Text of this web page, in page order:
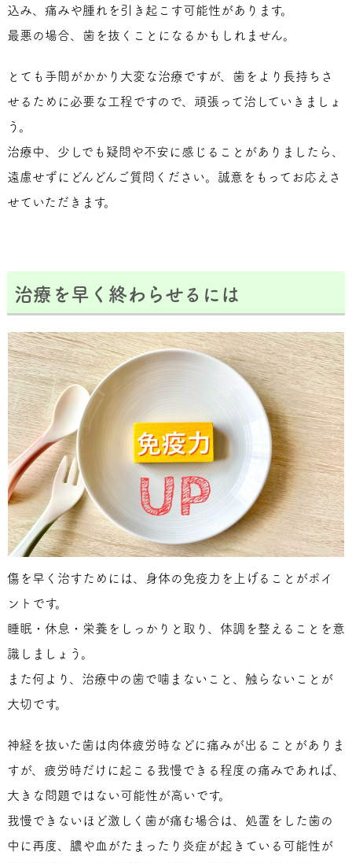
込み、痛みや腫れを引き起こす可能性があります。
最悪の場合、歯を抜くことになるかもしれません。
とても手間がかかり大変な治療ですが、歯をより長持ちさ
せるために必要な工程ですので、頑張って治していきましょ
う。
治療中、少しでも疑問や不安に感じることがありましたら、
遠慮せずにどんどんご質問ください。誠意をもってお応えさ
せていただきます。
治療を早く終わらせるには
傷を早く治すためには、身体の免疫力を上げることがポイ
ントです。
睡眠・休息・栄養をしっかりと取り、体調を整えることを意
識しましょう。
また何より、治療中の歯で噛まないこと、触らないことが
大切です。
神経を抜いた歯は肉体疲労時などに痛みが出ることがありま
すが、疲労時だけに起こる我慢できる程度の痛みであれば、
大きな問題ではない可能性が高いです。
我慢できないほど激しく歯が痛む場合は、処置をした歯の
中に再度、膿や血がたまったり炎症が起きている可能性が